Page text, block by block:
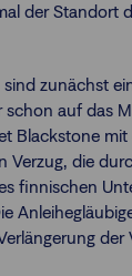
der Standort
sind zunächst
schon auf das
Blackstone mit
Verzug, die
finnischen
der